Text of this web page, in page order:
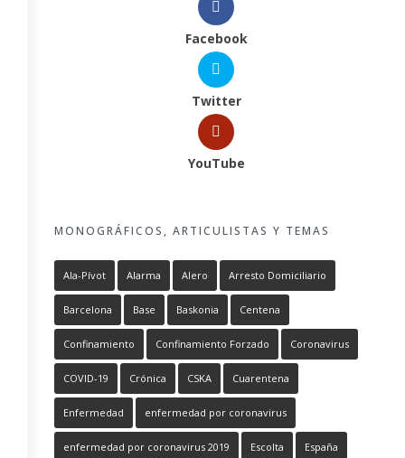
Facebook
Twitter
YouTube
MONOGRÁFICOS, ARTICULISTAS Y TEMAS
Ala-Pívot Alarma Alero Arresto Domiciliario
Barcelona Base Baskonia Centena
Confinamiento Confinamiento Forzado Coronavirus
COVID-19 Crónica CSKA Cuarentena
Enfermedad enfermedad por coronavirus
enfermedad por coronavirus 2019 Escolta España